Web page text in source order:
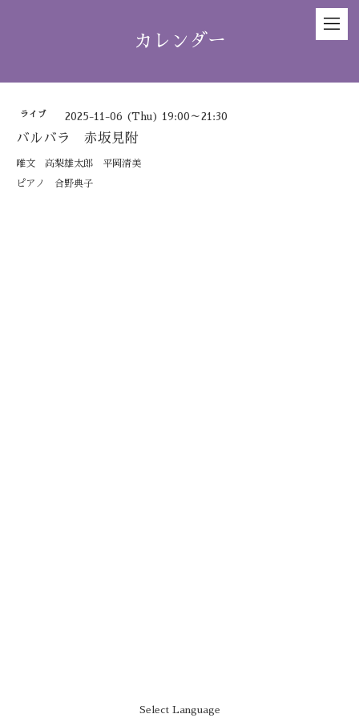
カレンダー
ライブ 2025-11-06 (Thu) 19:00～21:30
バルバラ 赤坂見附
唯文 高梨雄太郎 平岡清美
ピアノ 合野典子
Select Language